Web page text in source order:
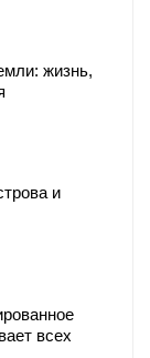
жизнь,
и
всех